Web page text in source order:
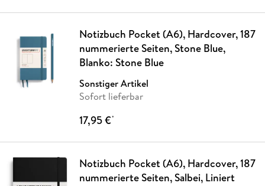
Notizbuch Pocket (A6), Hardcover, 187
nummerierte Seiten, Stone Blue,
Blanko: Stone Blue
Sonstiger Artikel
Sofort lieferbar
17,95 €*
Notizbuch Pocket (A6), Hardcover, 187
nummerierte Seiten, Salbei, Liniert